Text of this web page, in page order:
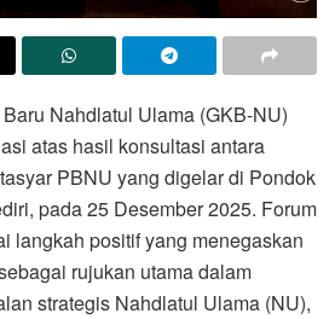
Nahdlatul Ulama (GKB-NU)
atas hasil konsultasi antara
PBNU yang digelar di Pondok
pada 25 Desember 2025. Forum
langkah positif yang menegaskan
rujukan utama dalam
strategis Nahdlatul Ulama (NU),